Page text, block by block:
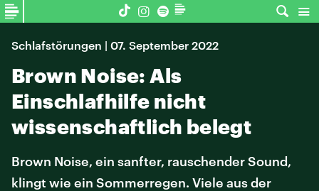
Schlafstörungen | 07. September 2022
Brown Noise: Als
Einschlafhilfe nicht
wissenschaftlich belegt
Brown Noise, ein sanfter, rauschender Sound,
klingt wie ein Sommerregen. Viele aus der